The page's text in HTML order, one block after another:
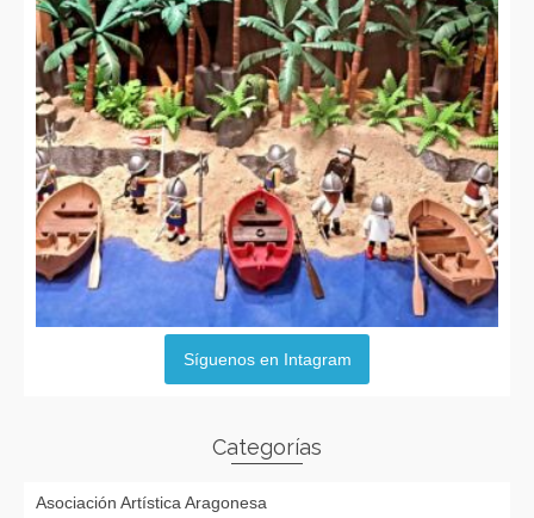
Síguenos en Intagram
Categorías
Asociación Artística Aragonesa